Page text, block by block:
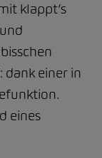
klappt’s
einer in
eines